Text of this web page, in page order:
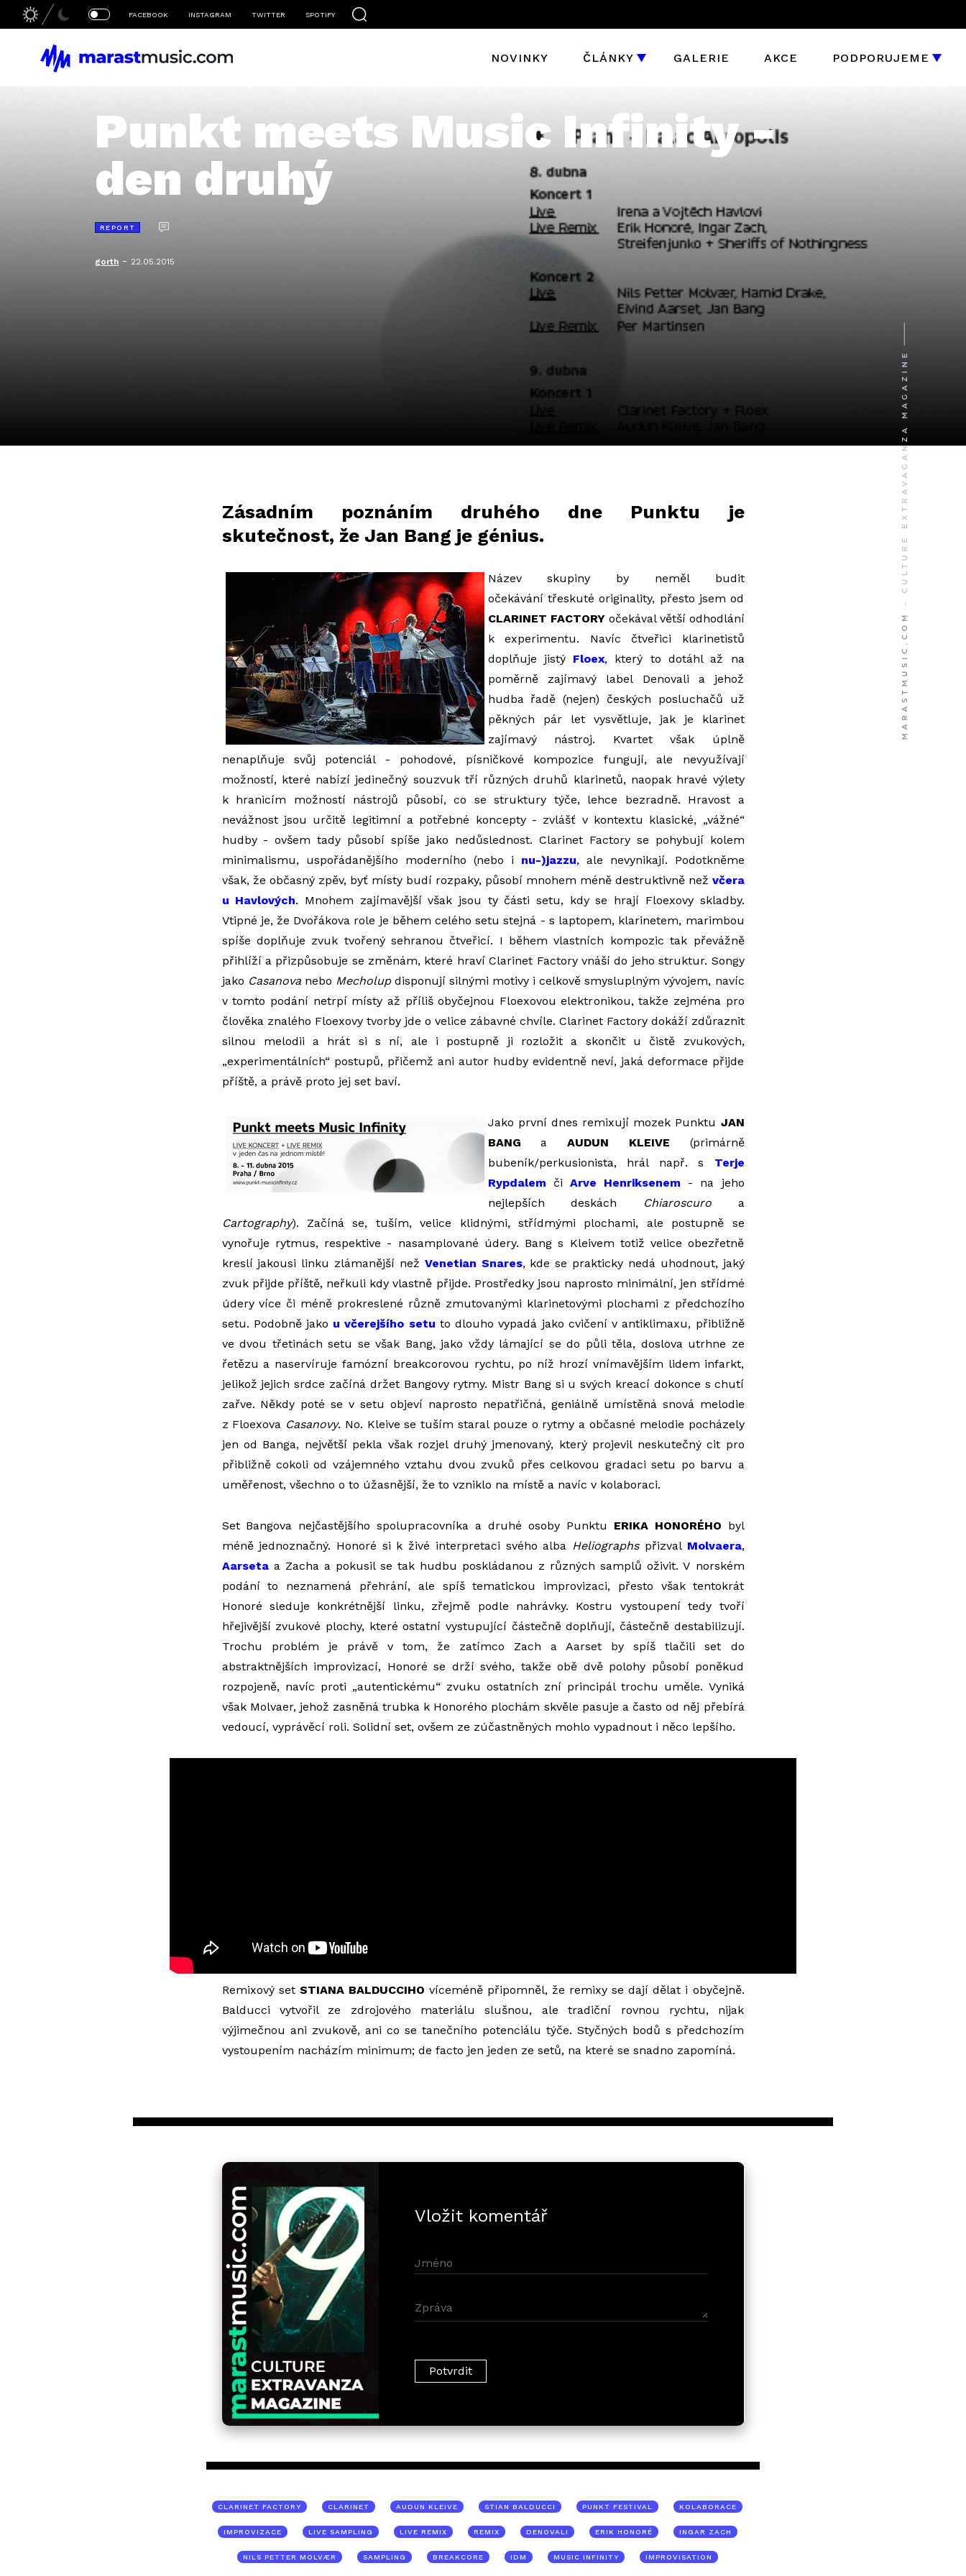
FACEBOOK INSTAGRAM TWITTER SPOTIFY
NOVINKY ČLÁNKY GALERIE AKCE PODPORUJEME
Punkt meets Music Infinity -
den druhý
REPORT
gorth - 22.05.2015
Zásadním poznáním druhého dne Punktu je
skutečnost, že Jan Bang je génius.
Název skupiny by neměl budit
očekávání třeskuté originality, přesto jsem od
CLARINET FACTORYočekával větší odhodlání
k experimentu. Navíc čtveřici klarinetistů
doplňuje jistý Floex, který to dotáhl až na
poměrně zajímavý label Denovali a jehož
hudba řadě (nejen) českých posluchačů už
pěkných pár let vysvětluje, jak je klarinet
zajímavý nástroj. Kvartet však úplně
nenaplňuje svůj potenciál - pohodové, písničkové kompozice fungují, ale nevyužívají
možností, které nabízí jedinečný souzvuk tří různých druhů klarinetů, naopak hravé výlety
k hranicím možností nástrojů působí, co se struktury týče, lehce bezradně. Hravost a
nevážnost jsou určitě legitimní a potřebné koncepty - zvlášť v kontextu klasické, „vážné“
hudby - ovšem tady působí spíše jako nedůslednost. Clarinet Factory se pohybují kolem
minimalismu, uspořádanějšího moderního (nebo i nu-)jazzu, ale nevynikají. Podotkněme
však, že občasný zpěv, byť místy budí rozpaky, působí mnohem méně destruktivně než včera
u Havlových. Mnohem zajímavější však jsou ty části setu, kdy se hrají Floexovy skladby.
Vtipné je, že Dvořákova role je během celého setu stejná - s laptopem, klarinetem, marimbou
spíše doplňuje zvuk tvořený sehranou čtveřicí. I během vlastních kompozic tak převážně
přihlíží a přizpůsobuje se změnám, které hraví Clarinet Factory vnáší do jeho struktur. Songy
jako Casanovanebo Mecholupdisponují silnými motivy i celkově smysluplným vývojem, navíc
v tomto podání netrpí místy až příliš obyčejnou Floexovou elektronikou, takže zejména pro
člověka znalého Floexovy tvorby jde o velice zábavné chvíle. Clarinet Factory dokáží zdůraznit
silnou melodii a hrát si s ní, ale i postupně ji rozložit a skončit u čistě zvukových,
„experimentálních“ postupů, přičemž ani autor hudby evidentně neví, jaká deformace přijde
příště, a právě proto jej set baví.
Jako první dnes remixují mozek Punktu JAN
BANGa AUDUN KLEIVE (primárně
bubeník/perkusionista, hrál např. s Terje
Rypdalem či Arve Henriksenem - na jeho
nejlepších deskách
Chiaroscuroa
Cartography). Začíná se, tuším, velice klidnými, střídmými plochami, ale postupně se
vynořuje rytmus, respektive - nasamplované údery. Bang s Kleivem totiž velice obezřetně
kreslí jakousi linku zlámanější než Venetian Snares, kde se prakticky nedá uhodnout, jaký
zvuk přijde příště, neřkuli kdy vlastně přijde. Prostředky jsou naprosto minimální, jen střídmé
údery více či méně prokreslené různě zmutovanými klarinetovými plochami z předchozího
setu. Podobně jako u včerejšího setu to dlouho vypadá jako cvičení v antiklimaxu, přibližně
ve dvou třetinách setu se však Bang, jako vždy lámající se do půli těla, doslova utrhne ze
řetězu a naservíruje famózní breakcorovou rychtu, po níž hrozí vnímavějším lidem infarkt,
jelikož jejich srdce začíná držet Bangovy rytmy. Mistr Bang si u svých kreací dokonce s chutí
zařve. Někdy poté se v setu objeví naprosto nepatřičná, geniálně umístěná snová melodie
z Floexova Casanovy. No. Kleive se tuším staral pouze o rytmy a občasné melodie pocházely
jen od Banga, největší pekla však rozjel druhý jmenovaný, který projevil neskutečný cit pro
přibližně cokoli od vzájemného vztahu dvou zvuků přes celkovou gradaci setu po barvu a
uměřenost, všechno o to úžasnější, že to vzniklo na místě a navíc v kolaboraci.
Set Bangova nejčastějšího spolupracovníka a druhé osoby Punktu ERIKA HONORÉHO byl
méně jednoznačný. Honoré si k živé interpretaci svého alba Heliographspřizval Molvaera,
Aarsetaa Zacha a pokusil se tak hudbu poskládanou z různých samplů oživit. V norském
podání to neznamená přehrání, ale spíš tematickou improvizaci, přesto však tentokrát
Honoré sleduje konkrétnější linku, zřejmě podle nahrávky. Kostru vystoupení tedy tvoří
hřejivější zvukové plochy, které ostatní vystupující částečně doplňují, částečně destabilizují.
Trochu problém je právě v tom, že zatímco Zach a Aarset by spíš tlačili set do
abstraktnějších improvizací, Honoré se drží svého, takže obě dvě polohy působí poněkud
rozpojeně, navíc proti „autentickému“ zvuku ostatních zní principál trochu uměle. Vyniká
však Molvaer, jehož zasněná trubka k Honorého plochám skvěle pasuje a často od něj přebírá
vedoucí, vyprávěcí roli. Solidní set, ovšem ze zúčastněných mohlo vypadnout i něco lepšího.
Remixový set STIANA BALDUCCIHO víceméně připomněl, že remixy se dají dělat i obyčejně.
Balducci vytvořil ze zdrojového materiálu slušnou, ale tradiční rovnou rychtu, nijak
výjimečnou ani zvukově, ani co se tanečního potenciálu týče. Styčných bodů s předchozím
vystoupením nacházím minimum; de facto jen jeden ze setů, na které se snadno zapomíná.
Vložit komentář
CLARINET FACTORY CLARINET AUDUN KLEIVE STIAN BALDUCCI PUNKT FESTIVAL KOLABORACE
IMPROVIZACE LIVE SAMPLING LIVE REMIX REMIX DENOVALI ERIK HONORÉ INGAR ZACH
NILS PETTER MOLVÆR SAMPLING BREAKCORE IDM MUSIC INFINITY IMPROVISATION